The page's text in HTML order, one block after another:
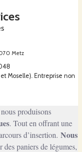
Metz
Moselle). Entreprise non
produisons
. Tout en offrant une
d’insertion. Nous
des paniers de légumes,